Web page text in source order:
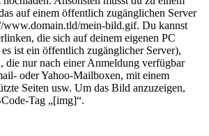
auf einem öffentlich zugänglichen Server
www.domain.tld/mein-bild.gif. Du kannst
die sich auf deinem eigenen PC
ist ein öffentlich zugänglicher Server),
die nur nach einer Anmeldung verfügbar
oder Yahoo-Mailboxen, mit einem
Seiten usw. Um das Bild anzuzeigen,
Tag „[img]“.